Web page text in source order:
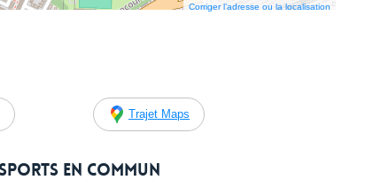
Corriger l’adresse ou la localisation
Trajet Maps
en commun